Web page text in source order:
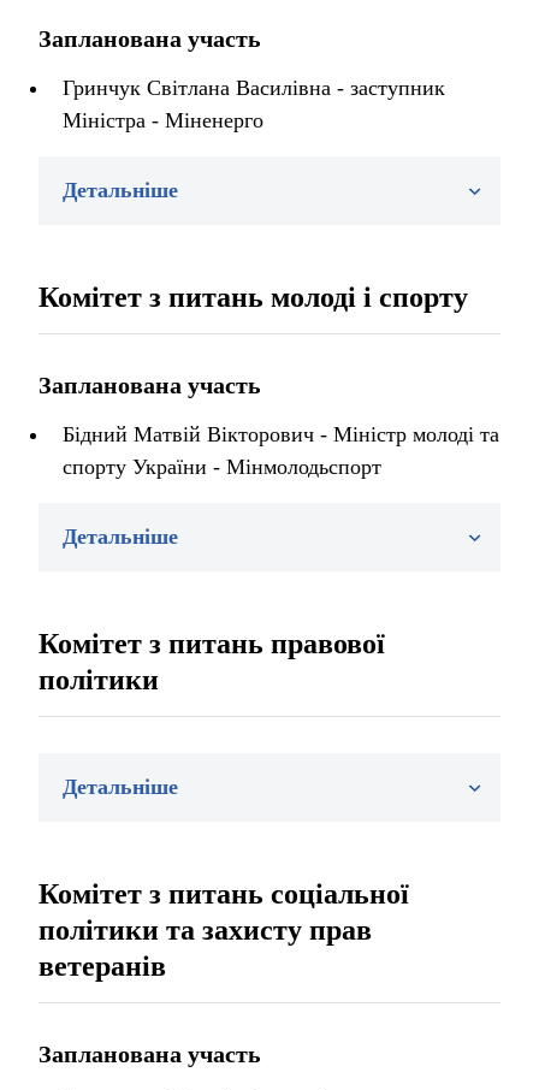
Запланована участь
Гринчук Світлана Василівна - заступник
Міністра - Міненерго
Детальніше
Комітет з питань молоді і спорту
Запланована участь
Бідний Матвій Вікторович - Міністр молоді та
спорту України - Мінмолодьспорт
Детальніше
Комітет з питань правової
політики
Детальніше
Комітет з питань соціальної
політики та захисту прав
ветеранів
Запланована участь